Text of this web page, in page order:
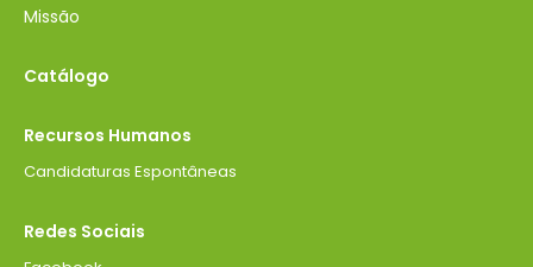
Missão
Catálogo
Recursos Humanos
Candidaturas Espontâneas
Redes Sociais